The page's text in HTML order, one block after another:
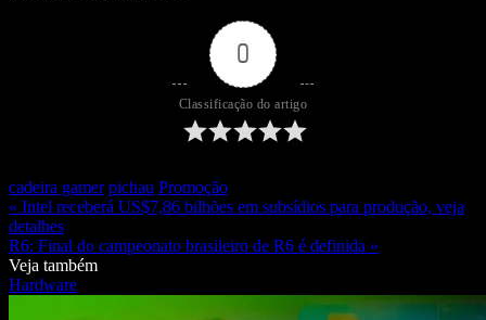
0
Classificação do artigo
cadeira gamer pichau Promoção
« Intel receberá US$7,86 bilhões em subsídios para produção, veja
detalhes
R6: Final do campeonato brasileiro de R6 é definida »
Veja também
Hardware